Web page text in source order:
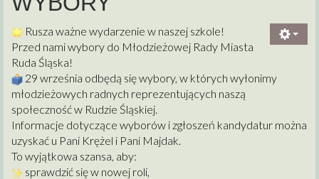
Rusza ważne wydarzenie w naszej szkole!
Przed nami wybory do Młodzieżowej Rady Miasta
Ruda Śląska!
29 września odbędą się wybory, w których wyłonimy
młodzieżowych radnych reprezentujących naszą
społeczność w Rudzie Śląskiej.
Informacje dotyczące wyborów i zgłoszeń kandydatur można
uzyskać u Pani Krężel i Pani Majdak.
To wyjątkowa szansa, aby:
sprawdzić się w nowej roli,